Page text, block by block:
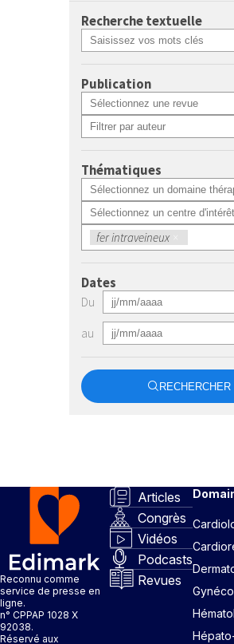
Recherche textuelle
Publication
Thématiques
fer intraveineux ×
Dates
Du
au
RECHERCHER
Reconnu comme
service de presse en
ligne.
n° CPPAP 1028 X
92038.
Réservé aux
Articles
Congrès
Vidéos
Podcasts
Revues